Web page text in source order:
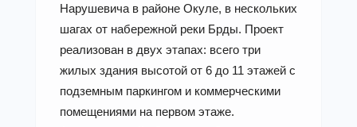
Нарушевича в районе Окуле, в нескольких
шагах от набережной реки Брды. Проект
реализован в двух этапах: всего три
жилых здания высотой от 6 до 11 этажей с
подземным паркингом и коммерческими
помещениями на первом этаже.